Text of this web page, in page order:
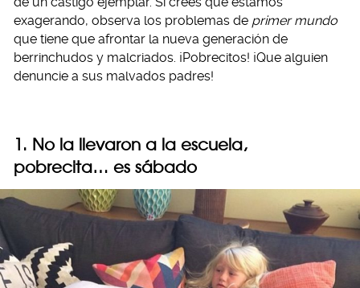
exagerando, observa los problemas de primer mundo
que tiene que afrontar la nueva generación de
berrinchudos y malcriados. ¡Pobrecitos! ¡Que alguien
denuncie a sus malvados padres!
1. No la llevaron a la escuela,
pobrecita… es sábado